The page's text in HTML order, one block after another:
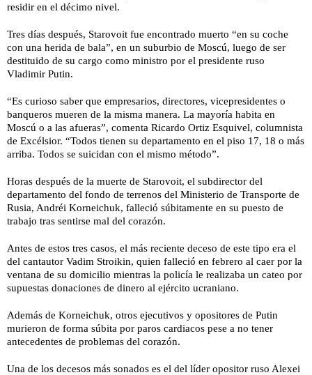
residir en el décimo nivel.
Tres días después, Starovoit fue encontrado muerto “en su coche
con una herida de bala”, en un suburbio de Moscú, luego de ser
destituido de su cargo como ministro por el presidente ruso
Vladimir Putin.
“Es curioso saber que empresarios, directores, vicepresidentes o
banqueros mueren de la misma manera. La mayoría habita en
Moscú o a las afueras”, comenta Ricardo Ortiz Esquivel, columnista
de Excélsior. “Todos tienen su departamento en el piso 17, 18 o más
arriba. Todos se suicidan con el mismo método”.
Horas después de la muerte de Starovoit, el subdirector del
departamento del fondo de terrenos del Ministerio de Transporte de
Rusia, Andréi Korneichuk, falleció súbitamente en su puesto de
trabajo tras sentirse mal del corazón.
Antes de estos tres casos, el más reciente deceso de este tipo era el
del cantautor Vadim Stroikin, quien falleció en febrero al caer por la
ventana de su domicilio mientras la policía le realizaba un cateo por
supuestas donaciones de dinero al ejército ucraniano.
Además de Korneichuk, otros ejecutivos y opositores de Putin
murieron de forma súbita por paros cardiacos pese a no tener
antecedentes de problemas del corazón.
Una de los decesos más sonados es el del líder opositor ruso Alexei